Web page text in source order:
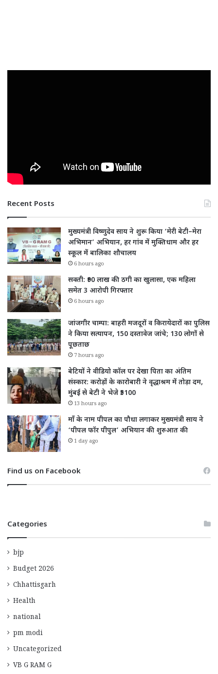
Recent Posts
मुख्यमंत्री विष्णुदेव साय ने शुरू किया ‘मेरी बेटी–मेरा
अभिमान’ अभियान, हर गांव में मुक्तिधाम और हर
स्कूल में बालिका शौचालय
6 hours ago
सक्ती: ₹90 लाख की ठगी का खुलासा, एक महिला
समेत 3 आरोपी गिरफ्तार
6 hours ago
जांजगीर चाम्पा: बाहरी मजदूरों व किरायेदारों का पुलिस
ने किया सत्यापन, 150 दस्तावेज जांचे; 130 लोगों से
पूछताछ
7 hours ago
बेटियों ने वीडियो कॉल पर देखा पिता का अंतिम
संस्कार: करोड़ों के कारोबारी ने वृद्धाश्रम में तोड़ा दम,
मुंबई से बेटी ने भेजे ₹5100
13 hours ago
माँ के नाम पीपल का पौधा लगाकर मुख्यमंत्री साय ने
‘पीपल फॉर पीपुल’ अभियान की शुरुआत की
1 day ago
Find us on Facebook
Categories
bjp
Budget 2026
Chhattisgarh
Health
national
pm modi
Uncategorized
VB G RAM G